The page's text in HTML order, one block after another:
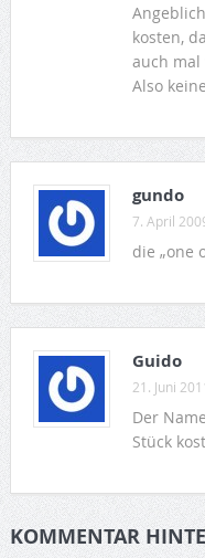
kosten,
auch mal
Also
gundo
7. April
die „one
Guido
21. Juni
Der
Stück
KOMMENTAR